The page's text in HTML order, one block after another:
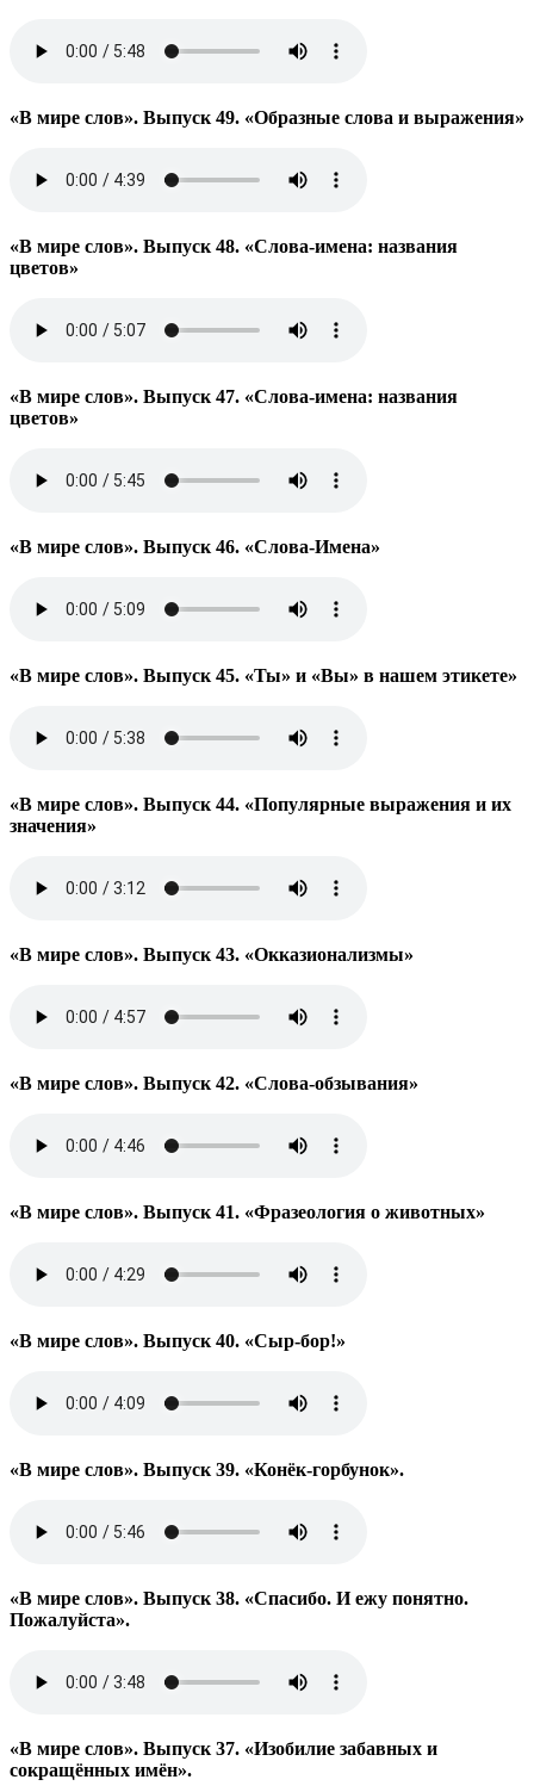
«В мире слов». Выпуск 49. «Образные слова и выражения»
«В мире слов». Выпуск 48. «Слова-имена: названия
цветов»
«В мире слов». Выпуск 47. «Слова-имена: названия
цветов»
«В мире слов». Выпуск 46. «Слова-Имена»
«В мире слов». Выпуск 45. «Ты» и «Вы» в нашем этикете»
«В мире слов». Выпуск 44. «Популярные выражения и их
значения»
«В мире слов». Выпуск 43. «Окказионализмы»
«В мире слов». Выпуск 42. «Слова-обзывания»
«В мире слов». Выпуск 41. «Фразеология о животных»
«В мире слов». Выпуск 40. «Сыр-бор!»
«В мире слов». Выпуск 39. «Конёк-горбунок».
«В мире слов». Выпуск 38. «Спасибо. И ежу понятно.
Пожалуйста».
«В мире слов». Выпуск 37. «Изобилие забавных и
сокращённых имён».